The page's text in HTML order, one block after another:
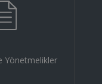
Yönetmelikler